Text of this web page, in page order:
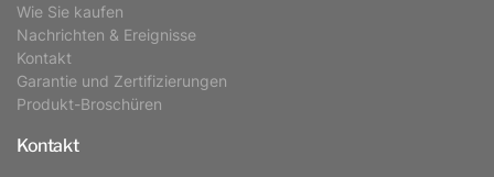
Wie Sie kaufen
Nachrichten & Ereignisse
Kontakt
Garantie und Zertifizierungen
Produkt-Broschüren
Kontakt